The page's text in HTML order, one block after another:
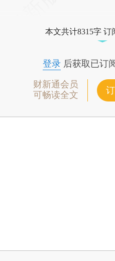
本文共计8315字 订
登录后获取已订
财新通会员
可畅读全文